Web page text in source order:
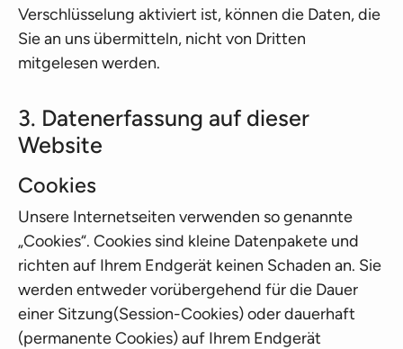
Verschlüsselung aktiviert ist, können die Daten, die
Sie an uns übermitteln, nicht von Dritten
mitgelesen werden.
3. Datenerfassung auf dieser
Website
Cookies
Unsere Internetseiten verwenden so genannte
„Cookies“. Cookies sind kleine Datenpakete und
richten auf Ihrem Endgerät keinen Schaden an. Sie
werden entweder vorübergehend für die Dauer
einer Sitzung(Session-Cookies) oder dauerhaft
(permanente Cookies) auf Ihrem Endgerät